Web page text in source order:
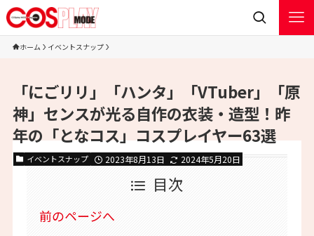
ホーム イベントスナップ
「にごリリ」「ハンタ」「VTuber」「原
神」センスが光る自作の衣装・造型！昨
年の「となコス」コスプレイヤー63選
イベントスナップ 2023年8月13日 2024年5月20日
目次
前のページへ